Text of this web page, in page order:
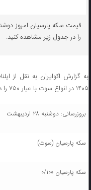
را در جدول زیر مشاهده کنید.
۱۴۰۵ در انواع سوت با عیار ۷۵۰ را در جدول زیر مشاهده کنید.
بروزرسانی: دوشنبه ۲۸ اردیبهشت
سکه پارسیان (سوت)
سکه پارسیان ۰/۱۰۰